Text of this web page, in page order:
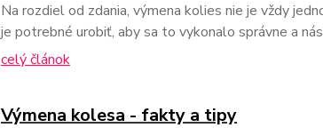
Na rozdiel od zdania, výmena kolies nie je vždy
je potrebné urobiť, aby sa to vykonalo správne a
celý článok
Výmena kolesa - fakty a tipy